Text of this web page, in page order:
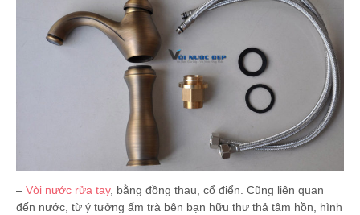
– Vòi nước rửa tay, bằng đồng thau, cổ điển. Cũng liên quan
đến nước, từ ý tưởng ấm trà bên bạn hữu thư thả tâm hồn, hình